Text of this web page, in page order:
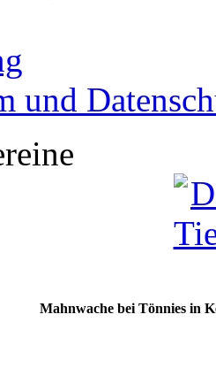
und
Mahnwache bei Tönnies in